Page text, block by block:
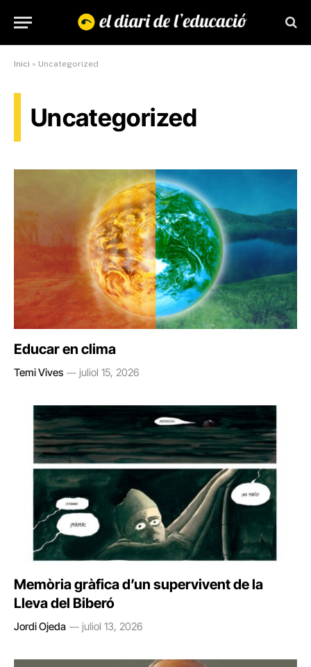
Inici » Uncategorized
Uncategorized
Educar en clima
Temi Vives juliol 15, 2026
Memòria gràfica d’un supervivent de la
Lleva del Biberó
Jordi Ojeda juliol 13, 2026